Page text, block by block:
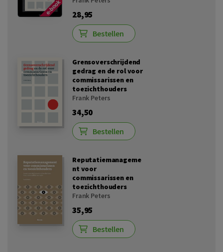
28,95
Bestellen
Grensoverschrijdend
gedrag en de rol voor
commissarissen en
toezichthouders
Frank Peters
34,50
Bestellen
Reputatiemanageme
nt voor
commissarissen en
toezichthouders
Frank Peters
35,95
Bestellen